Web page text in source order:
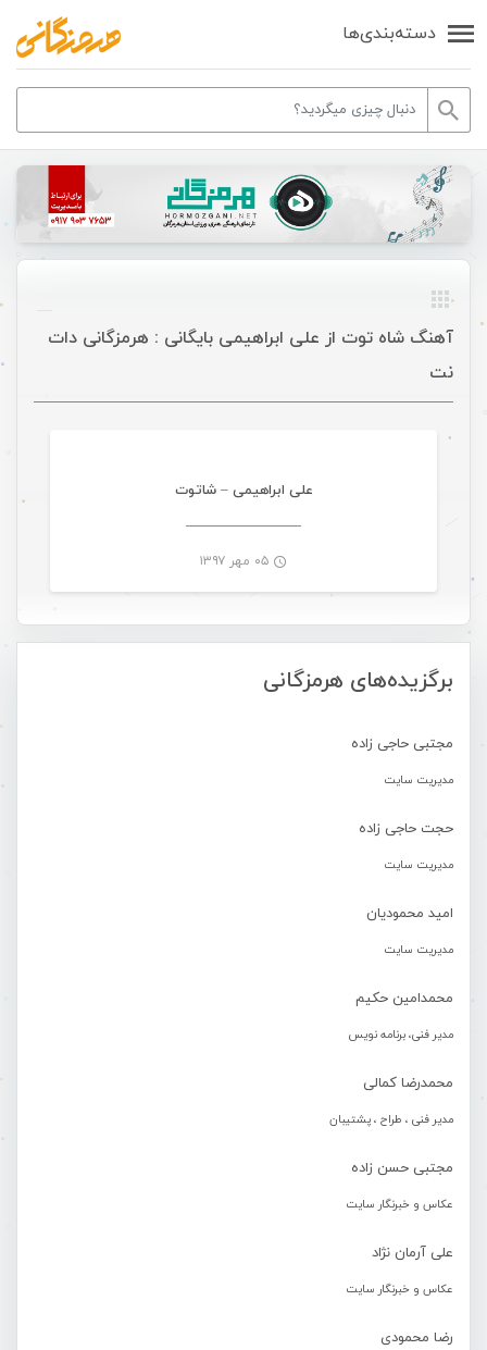
دسته‌بندی‌ها
برگزیده‌های هرمزگانی
مجتبی حاجی زاده
مدیریت سایت
حجت حاجی زاده
مدیریت سایت
امید محمودیان
مدیریت سایت
محمدامین حکیم
مدیر فنی، برنامه نویس
محمدرضا کمالی
مدیر فنی ، طراح ، پشتیبان
مجتبی حسن زاده
عکاس و خبرنگار سایت
علی آرمان نژاد
عکاس و خبرنگار سایت
رضا محمودی
آهنگ شاه توت از علی ابراهیمی بایگانی : هرمزگانی دات
نت
علی ابراهیمی – شاتوت
۰۵ مهر ۱۳۹۷